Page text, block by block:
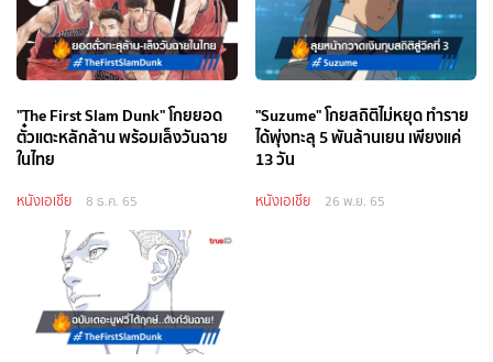
"The First Slam Dunk" โกยยอด
ตั๋วแตะหลักล้าน พร้อมเล็งวันฉาย
ในไทย
หนังเอเชีย 8 ธ.ค. 65
"Suzume" โกยสถิติไม่หยุด ทำราย
ได้พุ่งทะลุ 5 พันล้านเยน เพียงแค่
13 วัน
หนังเอเชีย 26 พ.ย. 65